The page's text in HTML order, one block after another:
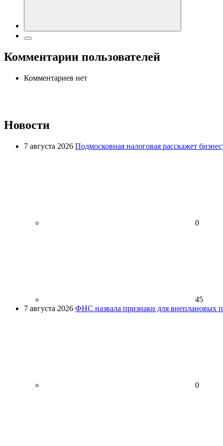
Комментарии пользователей
Комментариев нет
Новости
7 августа 2026 Подмосковная налоговая расскажет
0
45
7 августа 2026 ФНС назвала признаки для внеплановых
0